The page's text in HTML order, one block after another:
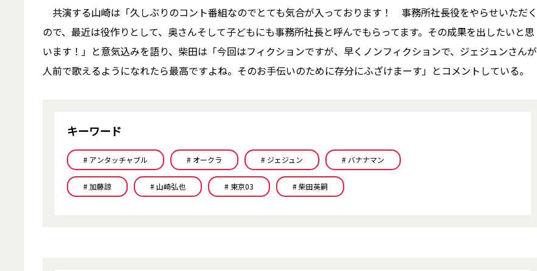
共演する山崎は「久しぶりのコント番組なのでとても気合が入っております！ 事務所社長役をやらせいただく
ので、最近は役作りとして、奥さんそして子どもにも事務所社長と呼んでもらってます。その成果を出したいと思
います！」と意気込みを語り、柴田は「今回はフィクションですが、早くノンフィクションで、ジェジュンさんが
人前で歌えるようになれたら最高ですよね。そのお手伝いのために存分にふざけまーす」とコメントしている。
キーワード
# アンタッチャブル # オークラ # ジェジュン # バナナマン
# 加藤諒 # 山崎弘也 # 東京03 # 柴田英嗣